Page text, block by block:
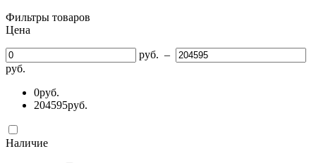
Фильтры товаров
Цена
руб. –
руб.
0руб.
204595руб.
Наличие